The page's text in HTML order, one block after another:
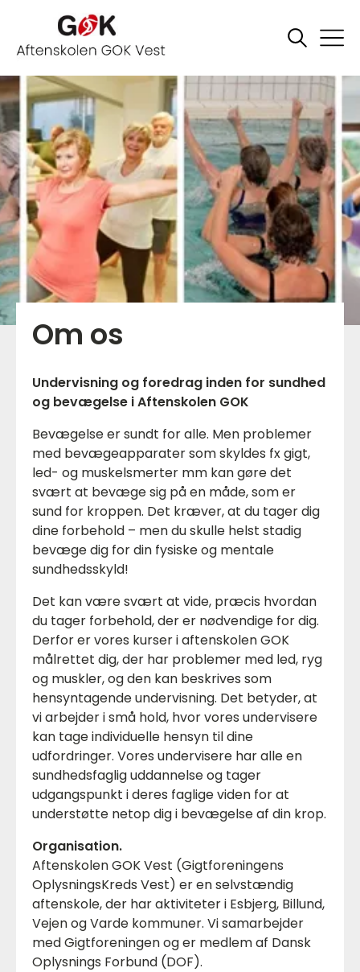
Om os
Undervisning og foredrag inden for sundhed
og bevægelse i Aftenskolen GOK
Bevægelse er sundt for alle. Men problemer
med bevægeapparater som skyldes fx gigt,
led- og muskelsmerter mm kan gøre det
svært at bevæge sig på en måde, som er
sund for kroppen. Det kræver, at du tager dig
dine forbehold – men du skulle helst stadig
bevæge dig for din fysiske og mentale
sundhedsskyld!
Det kan være svært at vide, præcis hvordan
du tager forbehold, der er nødvendige for dig.
Derfor er vores kurser i aftenskolen GOK
målrettet dig, der har problemer med led, ryg
og muskler, og den kan beskrives som
hensyntagende undervisning. Det betyder, at
vi arbejder i små hold, hvor vores undervisere
kan tage individuelle hensyn til dine
udfordringer. Vores undervisere har alle en
sundhedsfaglig uddannelse og tager
udgangspunkt i deres faglige viden for at
understøtte netop dig i bevægelse af din krop.
Organisation.
Aftenskolen GOK Vest (Gigtforeningens
OplysningsKreds Vest) er en selvstændig
aftenskole, der har aktiviteter i Esbjerg, Billund,
Vejen og Varde kommuner. Vi samarbejder
med Gigtforeningen og er medlem af Dansk
Oplysnings Forbund (DOF).